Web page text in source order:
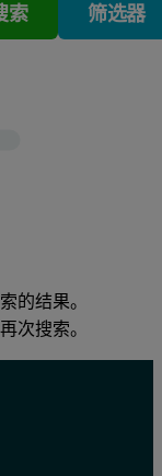
索 筛选器
的结果。
次搜索。